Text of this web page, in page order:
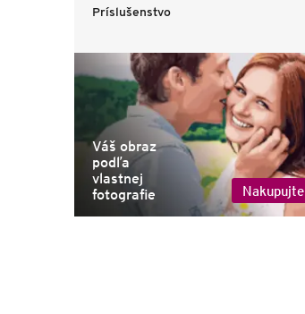
Príslušenstvo
Váš obraz
podľa
vlastnej
fotografie
Nakupujte